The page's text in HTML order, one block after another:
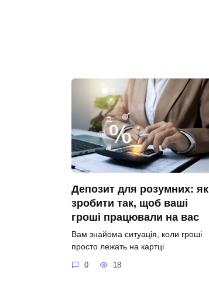
Депозит для розумних: як
зробити так, щоб ваші
гроші працювали на вас
Вам знайома ситуація, коли гроші
просто лежать на картці
0 18